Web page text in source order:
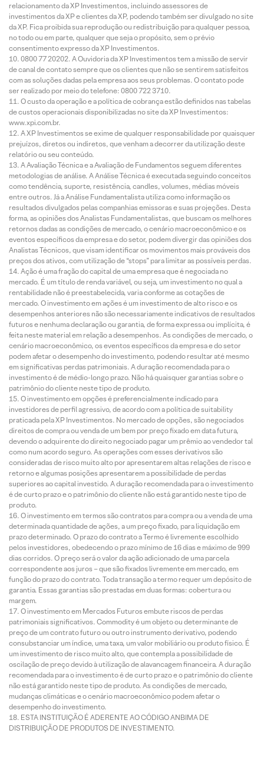
relacionamento da XP Investimentos, incluindo assessores de
investimentos da XP e clientes da XP, podendo também ser divulgado no site
da XP. Fica proibida sua reprodução ou redistribuição para qualquer pessoa,
no todo ou em parte, qualquer que seja o propósito, sem o prévio
consentimento expresso da XP Investimentos.
0800 77 20202. A Ouvidoria da XP Investimentos tem a missão de servir
de canal de contato sempre que os clientes que não se sentirem satisfeitos
com as soluções dadas pela empresa aos seus problemas. O contato pode
ser realizado por meio do telefone: 0800 722 3710.
O custo da operação e a política de cobrança estão definidos nas tabelas
de custos operacionais disponibilizadas no site da XP Investimentos:
www.xpi.com.br.
A XP Investimentos se exime de qualquer responsabilidade por quaisquer
prejuízos, diretos ou indiretos, que venham a decorrer da utilização deste
relatório ou seu conteúdo.
A Avaliação Técnica e a Avaliação de Fundamentos seguem diferentes
metodologias de análise. A Análise Técnica é executada seguindo conceitos
como tendência, suporte, resistência, candles, volumes, médias móveis
entre outros. Já a Análise Fundamentalista utiliza como informação os
resultados divulgados pelas companhias emissoras e suas projeções. Desta
forma, as opiniões dos Analistas Fundamentalistas, que buscam os melhores
retornos dadas as condições de mercado, o cenário macroeconômico e os
eventos específicos da empresa e do setor, podem divergir das opiniões dos
Analistas Técnicos, que visam identificar os movimentos mais prováveis dos
preços dos ativos, com utilização de “stops” para limitar as possíveis perdas.
Ação é uma fração do capital de uma empresa que é negociada no
mercado. É um título de renda variável, ou seja, um investimento no qual a
rentabilidade não é preestabelecida, varia conforme as cotações de
mercado. O investimento em ações é um investimento de alto risco e os
desempenhos anteriores não são necessariamente indicativos de resultados
futuros e nenhuma declaração ou garantia, de forma expressa ou implícita, é
feita neste material em relação a desempenhos. As condições de mercado, o
cenário macroeconômico, os eventos específicos da empresa e do setor
podem afetar o desempenho do investimento, podendo resultar até mesmo
em significativas perdas patrimoniais. A duração recomendada para o
investimento é de médio-longo prazo. Não há quaisquer garantias sobre o
patrimônio do cliente neste tipo de produto.
O investimento em opções é preferencialmente indicado para
investidores de perfil agressivo, de acordo com a política de suitability
praticada pela XP Investimentos. No mercado de opções, são negociados
direitos de compra ou venda de um bem por preço fixado em data futura,
devendo o adquirente do direito negociado pagar um prêmio ao vendedor tal
como num acordo seguro. As operações com esses derivativos são
consideradas de risco muito alto por apresentarem altas relações de risco e
retorno e algumas posições apresentarem a possibilidade de perdas
superiores ao capital investido. A duração recomendada para o investimento
é de curto prazo e o patrimônio do cliente não está garantido neste tipo de
produto.
O investimento em termos são contratos para compra ou a venda de uma
determinada quantidade de ações, a um preço fixado, para liquidação em
prazo determinado. O prazo do contrato a Termo é livremente escolhido
pelos investidores, obedecendo o prazo mínimo de 16 dias e máximo de 999
dias corridos. O preço será o valor da ação adicionado de uma parcela
correspondente aos juros – que são fixados livremente em mercado, em
função do prazo do contrato. Toda transação a termo requer um depósito de
garantia. Essas garantias são prestadas em duas formas: cobertura ou
margem.
O investimento em Mercados Futuros embute riscos de perdas
patrimoniais significativos. Commodity é um objeto ou determinante de
preço de um contrato futuro ou outro instrumento derivativo, podendo
consubstanciar um índice, uma taxa, um valor mobiliário ou produto físico. É
um investimento de risco muito alto, que contempla a possibilidade de
oscilação de preço devido à utilização de alavancagem financeira. A duração
recomendada para o investimento é de curto prazo e o patrimônio do cliente
não está garantido neste tipo de produto. As condições de mercado,
mudanças climáticas e o cenário macroeconômico podem afetar o
desempenho do investimento.
ESTA INSTITUIÇÃO É ADERENTE AO CÓDIGO ANBIMA DE
DISTRIBUIÇÃO DE PRODUTOS DE INVESTIMENTO.